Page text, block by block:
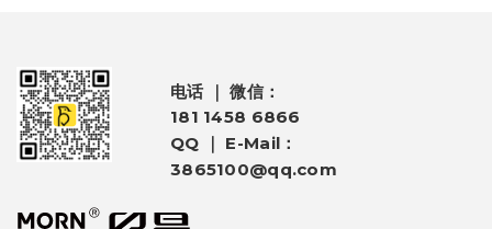
电话 ｜ 微信：
181 1458 6866
QQ ｜ E-Mail：
3865100@qq.com